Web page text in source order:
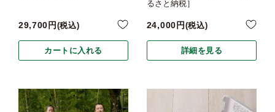
29,700 税込
カートに入れる
るさと納税］
24,000 税込
詳細を見る